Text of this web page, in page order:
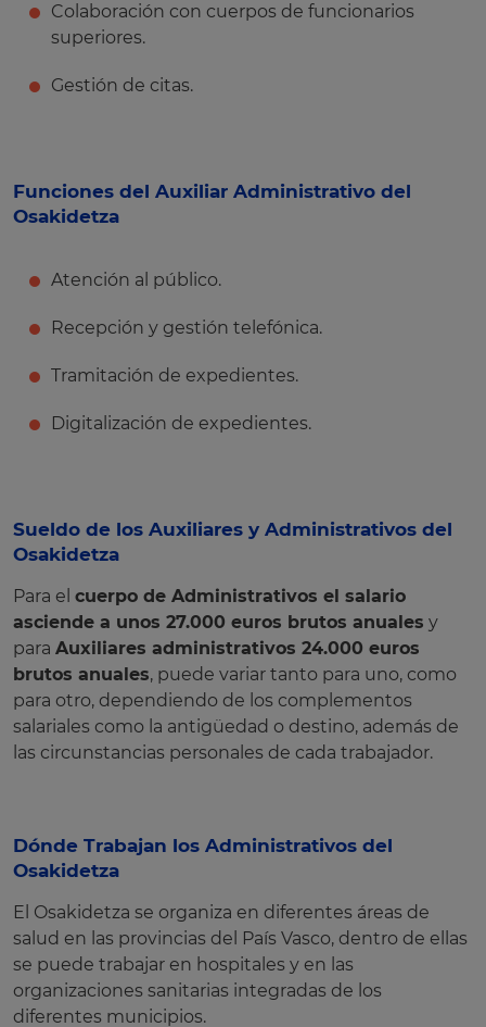
Colaboración con cuerpos de funcionarios
superiores.
Gestión de citas.
Funciones del Auxiliar Administrativo del
Osakidetza
Atención al público.
Recepción y gestión telefónica.
Tramitación de expedientes.
Digitalización de expedientes.
Sueldo de los Auxiliares y Administrativos del
Osakidetza
Para el cuerpo de Administrativos el salario
asciende a unos 27.000 euros brutos anuales y
para Auxiliares administrativos 24.000 euros
brutos anuales, puede variar tanto para uno, como
para otro, dependiendo de los complementos
salariales como la antigüedad o destino, además de
las circunstancias personales de cada trabajador.
Dónde Trabajan los Administrativos del
Osakidetza
El Osakidetza se organiza en diferentes áreas de
salud en las provincias del País Vasco, dentro de ellas
se puede trabajar en hospitales y en las
organizaciones sanitarias integradas de los
diferentes municipios.